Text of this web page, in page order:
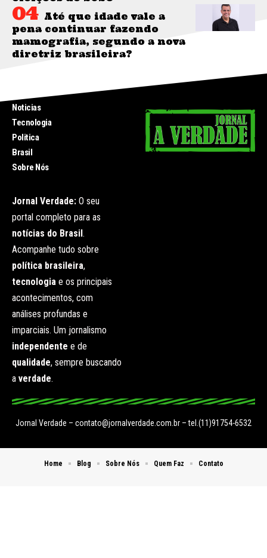
Até que idade vale a
pena continuar fazendo
mamografia, segundo a nova
diretriz brasileira?
Noticias
Tecnologia
Politica
Brasil
Sobre Nós
Jornal Verdade: O seu
portal completo para as
notícias do Brasil .
Acompanhe tudo sobre
política brasileira,
tecnologia e os principais
acontecimentos, com
análises profundas e
imparciais. Um jornalismo
independente e de
qualidade, sempre buscando
a verdade.
Jornal Verdade – contato@jornalverdade.com.br – tel.(11)91754-6532
Home Blog Sobre Nós Quem Faz Contato